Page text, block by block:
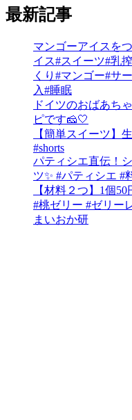
最新記事
マンゴーアイスを
イス#スイーツ#乳
くり#マンゴー#サ
入#睡眠
ドイツのおばあち
ピです🧀🤍
【簡単スイーツ】
#shorts
パティシエ直伝！
ツ✨ #パティシエ #
【材料２つ】1個
#桃ゼリー #ゼリー
まいおか研